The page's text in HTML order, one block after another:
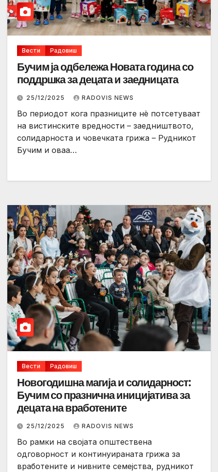
Вести Радовиш
Бучим ја одбележа Новата година со
поддршка за децата и заедницата
25/12/2025 RADOVIS NEWS
Во периодот кога празниците нè потсетуваат
на вистинските вредности – заедништвото,
солидарноста и човечката грижа – Рудникот
Бучим и оваа…
Вести Радовиш
Новогодишна магија и солидарност:
Бучим со празнична иницијатива за
децата на вработените
25/12/2025 RADOVIS NEWS
Во рамки на својата општествена
одговорност и континуираната грижа за
вработените и нивните семејства, рудникот